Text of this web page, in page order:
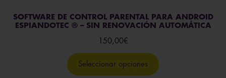
SOFTWARE DE CONTROL PARENTAL PARA ANDROID
ESPIANDOTEC ® – SIN RENOVACIÓN AUTOMÁTICA
150,00€
Seleccionar opciones